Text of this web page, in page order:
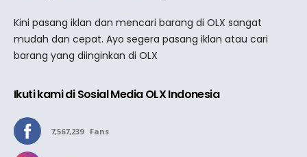
Kini pasang iklan dan mencari barang di OLX sangat
mudah dan cepat. Ayo segera pasang iklan atau cari
barang yang diinginkan di OLX
Ikuti kami di Sosial Media OLX Indonesia
7,567,239 Fans